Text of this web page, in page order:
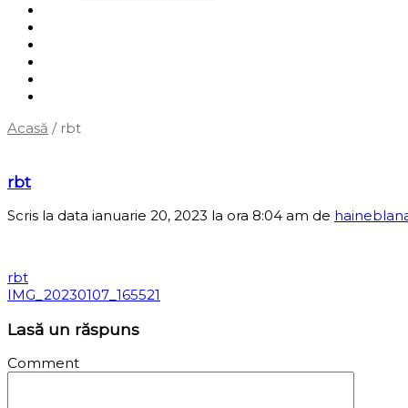
Acasă / rbt
rbt
Scris la data ianuarie 20, 2023 la ora 8:04 am de
rbt
IMG_20230107_165521
Lasă un răspuns
Comment